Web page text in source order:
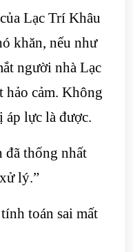
Lạc Trí Khâu
khăn, nếu như
người nhà Lạc
cảm. Không
áp lực là được.
đã thống nhất
lý.”
toán sai mất